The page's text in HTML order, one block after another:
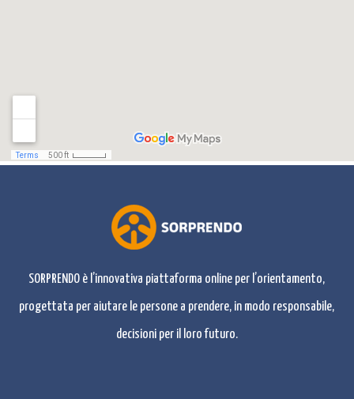
SORPRENDO è l’innovativa piattaforma online per l’orientamento,
progettata per aiutare le persone a prendere, in modo responsabile,
decisioni per il loro futuro.